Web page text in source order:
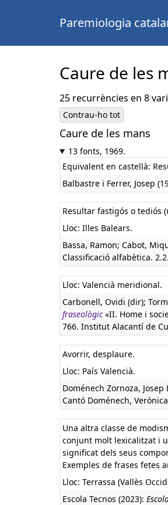
Paremiologia
Caure de les
25 recurrències en 8
Contrau-ho tot
Castellà: Resultar
Caure de les mans
13 fonts, 1969.
Equivalent en castellà:
Balbastre i Ferrer, Josep
Resultar fastigós o tediós
Lloc: Illes Balears.
Bassa, Ramon; Cabot,
Classificació alfabètica.
Lloc: Valencià meridional.
Carbonell, Ovidi (dir);
fraseològic«II. Home i
766. Institut Alacantí de
Avorrir, desplaure.
Lloc: País Valencià.
Doménech Zornoza,
Cantó Doménech,
Una altra classe de
conjunt molt lexicalitzat i
significat dels seus
Exemples de frases fetes
Lloc: Terrassa (Vallès
Escola Tecnos (2023):